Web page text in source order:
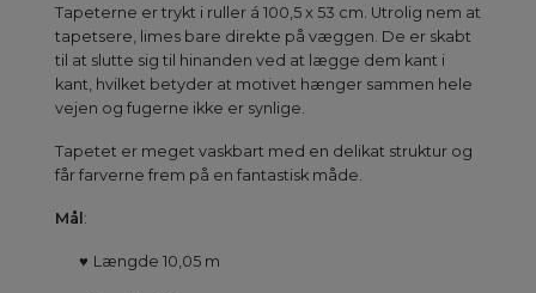
Tapeterne er trykt i ruller á 100,5 x 53 cm. Utrolig nem at
tapetsere, limes bare direkte på væggen. De er skabt
til at slutte sig til hinanden ved at lægge dem kant i
kant, hvilket betyder at motivet hænger sammen hele
vejen og fugerne ikke er synlige.
Tapetet er meget vaskbart med en delikat struktur og
får farverne frem på en fantastisk måde.
Mål:
♥ Længde 10,05 m